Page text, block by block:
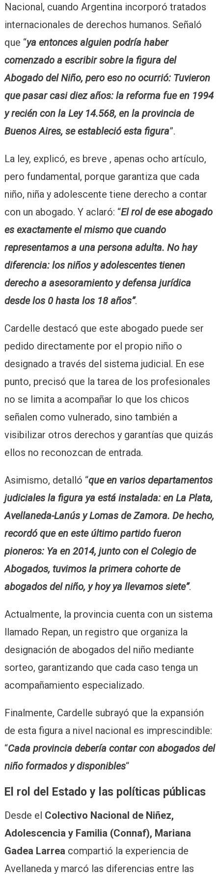
Nacional, cuando Argentina incorporó tratados
internacionales de derechos humanos. Señaló
que “ya entonces alguien podría haber
comenzado a escribir sobre la figura del
Abogado del Niño, pero eso no ocurrió: Tuvieron
que pasar casi diez años: la reforma fue en 1994
y recién con la Ley 14.568, en la provincia de
Buenos Aires, se estableció esta figura”.
La ley, explicó, es breve , apenas ocho artículo,
pero fundamental, porque garantiza que cada
niño, niña y adolescente tiene derecho a contar
con un abogado. Y aclaró: “El rol de ese abogado
es exactamente el mismo que cuando
representamos a una persona adulta. No hay
diferencia: los niños y adolescentes tienen
derecho a asesoramiento y defensa jurídica
desde los 0 hasta los 18 años”.
Cardelle destacó que este abogado puede ser
pedido directamente por el propio niño o
designado a través del sistema judicial. En ese
punto, precisó que la tarea de los profesionales
no se limita a acompañar lo que los chicos
señalen como vulnerado, sino también a
visibilizar otros derechos y garantías que quizás
ellos no reconozcan de entrada.
Asimismo, detalló “que en varios departamentos
judiciales la figura ya está instalada: en La Plata,
Avellaneda-Lanús y Lomas de Zamora. De hecho,
recordó que en este último partido fueron
pioneros: Ya en 2014, junto con el Colegio de
Abogados, tuvimos la primera cohorte de
abogados del niño, y hoy ya llevamos siete”.
Actualmente, la provincia cuenta con un sistema
llamado Repan, un registro que organiza la
designación de abogados del niño mediante
sorteo, garantizando que cada caso tenga un
acompañamiento especializado.
Finalmente, Cardelle subrayó que la expansión
de esta figura a nivel nacional es imprescindible:
“Cada provincia debería contar con abogados del
niño formados y disponibles“
El rol del Estado y las políticas públicas
Desde el Colectivo Nacional de Niñez,
Adolescencia y Familia (Connaf), Mariana
Gadea Larrea compartió la experiencia de
Avellaneda y marcó las diferencias entre las